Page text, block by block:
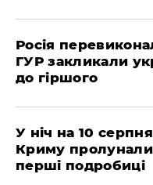
Росія
ГУР закликали
до гіршого
У ніч на 10
Криму
перші подробиці